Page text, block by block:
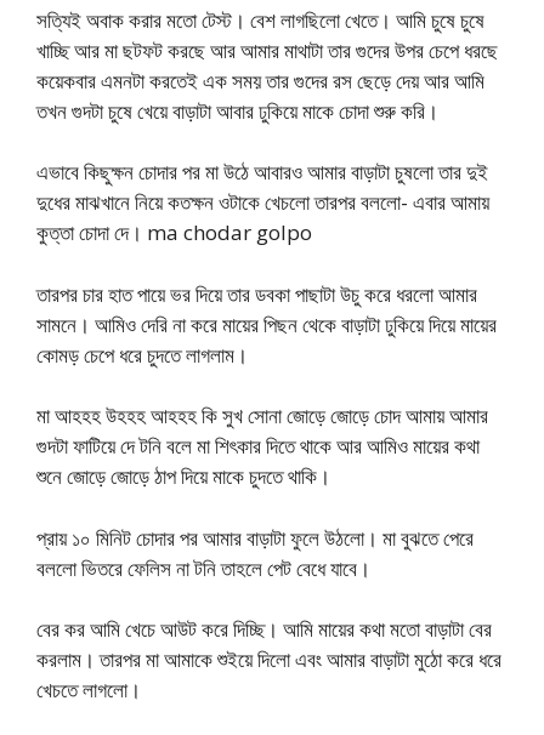
সত্যিই অবাক করার মতো টেস্ট। বেশ লাগছিলো খেতে। আমি চুষে চুষে
খাচ্ছি আর মা ছটফট করছে আর আমার মাথাটা তার গুদের উপর চেপে ধরছে
কয়েকবার এমনটা করতেই এক সময় তার গুদের রস ছেড়ে দেয় আর আমি
তখন গুদটা চুষে খেয়ে বাড়াটা আবার ঢুকিয়ে মাকে চোদা শুরু করি।
এভাবে কিছুক্ষন চোদার পর মা উঠে আবারও আমার বাড়াটা চুষলো তার দুই
দুধের মাঝখানে নিয়ে কতক্ষন ওটাকে খেচলো তারপর বললো- এবার আমায়
কুত্তা চোদা দে। ma chodar golpo
তারপর চার হাত পায়ে ভর দিয়ে তার ডবকা পাছাটা উচু করে ধরলো আমার
সামনে। আমিও দেরি না করে মায়ের পিছন থেকে বাড়াটা ঢুকিয়ে দিয়ে মায়ের
কোমড় চেপে ধরে চুদতে লাগলাম।
মা আহহহ উহহহ আহহহ কি সুখ সোনা জোড়ে জোড়ে চোদ আমায় আমার
গুদটা ফাটিয়ে দে টনি বলে মা শিৎকার দিতে থাকে আর আমিও মায়ের কথা
শুনে জোড়ে জোড়ে ঠাপ দিয়ে মাকে চুদতে থাকি।
প্রায় ১০ মিনিট চোদার পর আমার বাড়াটা ফুলে উঠলো। মা বুঝতে পেরে
বললো ভিতরে ফেলিস না টনি তাহলে পেট বেধে যাবে।
বের কর আমি খেচে আউট করে দিচ্ছি। আমি মায়ের কথা মতো বাড়াটা বের
করলাম। তারপর মা আমাকে শুইয়ে দিলো এবং আমার বাড়াটা মুঠো করে ধরে
খেচতে লাগলো।